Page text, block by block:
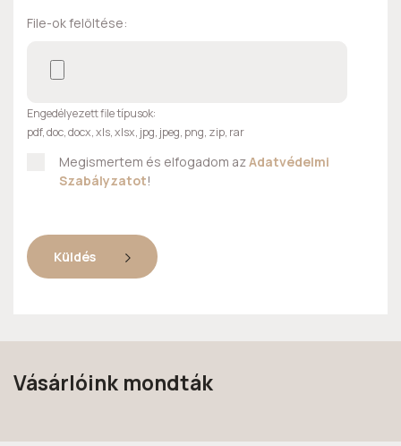
File-ok felöltése:
Engedélyezett file típusok:
pdf, doc, docx, xls, xlsx, jpg, jpeg, png, zip, rar
Megismertem és elfogadom azAdatvédelmi
Szabályzatot!
Küldés
Vásárlóink mondták